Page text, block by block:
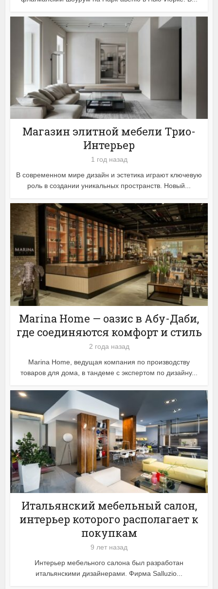
Магазин элитной мебели Трио-
Интерьер
1 год назад
В современном мире дизайн и эстетика играют ключевую
роль в создании уникальных пространств. Новый...
Marina Home — оазис в Абу-Даби,
где соединяются комфорт и стиль
2 года назад
Marina Home, ведущая компания по производству
товаров для дома, в тандеме с экспертом по дизайну...
Итальянский мебельный салон,
интерьер которого располагает к
покупкам
9 лет назад
Интерьер мебельного салона был разработан
итальянскими дизайнерами. Фирма Salluzio...